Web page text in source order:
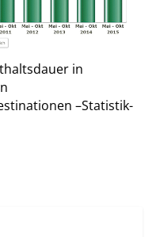
in
–Statistik-